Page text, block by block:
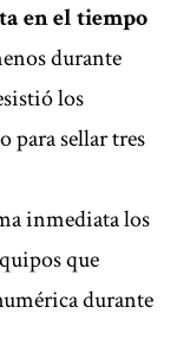
en el tiempo
durante
los
para sellar tres
inmediata los
que
durante